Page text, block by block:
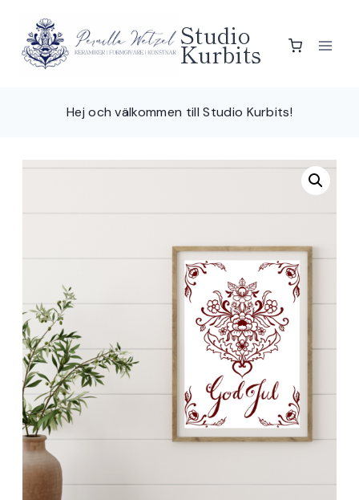
content
Studio
Kurbits
Hej och välkommen till Studio Kurbits!